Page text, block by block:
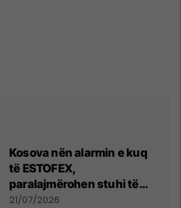
Kosova nën alarmin e kuq
të ESTOFEX,
paralajmërohen stuhi të
fuqishme me breshër dhe
21/07/2026